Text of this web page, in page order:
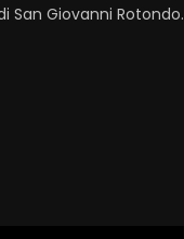
Giovanni Rotondo.